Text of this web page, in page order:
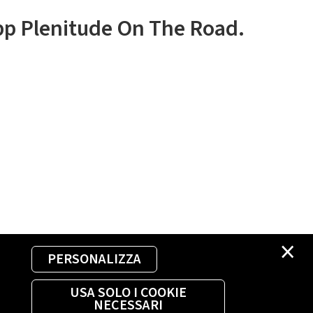
×
PERSONALIZZA
USA SOLO I COOKIE
NECESSARI
Plenitude On The Road.